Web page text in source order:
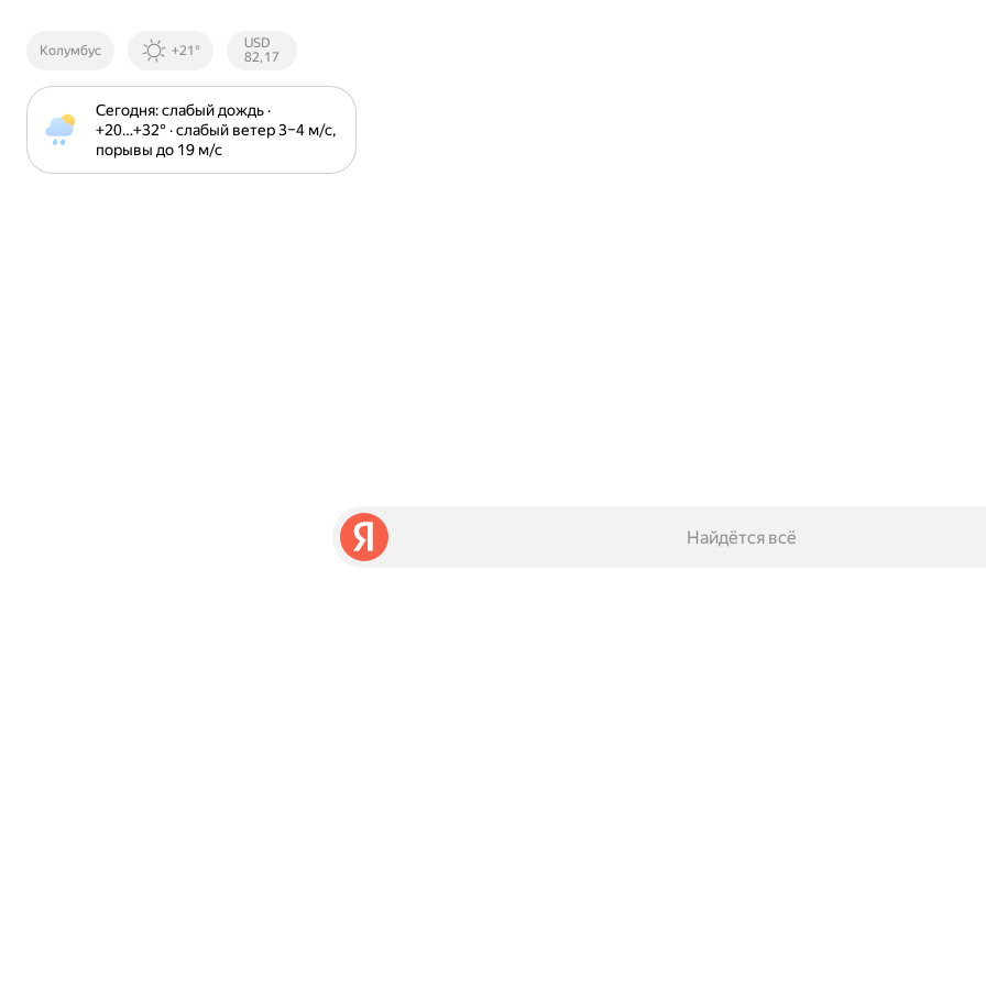
Колумбус +21°
Курсы ЦБ
РФ
USD
82,17
Сегодня: слабый дождь ·
+20⁠…⁠+32⁠° · слабый ветер 3⁠–⁠4 м⁠/⁠с,
порывы до 19 м⁠/⁠с